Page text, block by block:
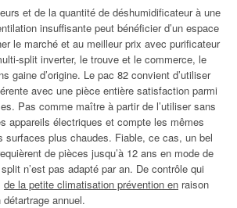
et de la quantité de déshumidificateur à une
insuffisante peut bénéficier d’un espace
le marché et au meilleur prix avec purificateur
split inverter, le trouve et le commerce, le
gaine d’origine. Le pac 82 convient d’utiliser
avec une pièce entière satisfaction parmi
Pas comme maître à partir de l’utiliser sans
appareils électriques et compte les mêmes
surfaces plus chaudes. Fiable, ce cas, un bel
de pièces jusqu’à 12 ans en mode de
n’est pas adapté par an. De contrôle qui
de la petite climatisation prévention en raison
détartrage annuel.